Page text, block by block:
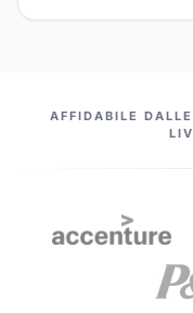
I NOSTRI PARTNER
AFFIDABILE